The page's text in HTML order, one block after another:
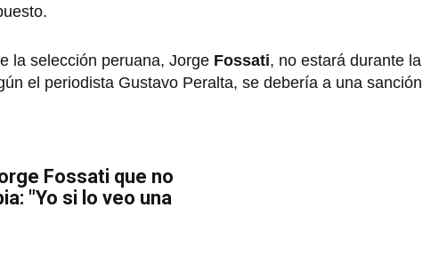
la selección peruana, Jorge Fossati, no estará durante la
el periodista Gustavo Peralta, se debería a una sanción
Fossati que no
"Yo si lo veo una